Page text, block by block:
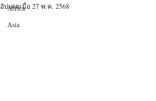
Africa
Asia
อัปเดตเมื่อ 27 พ.ค. 2568